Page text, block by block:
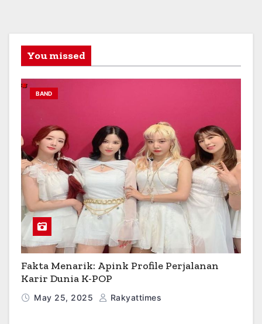
You missed
BAND
Fakta Menarik: Apink Profile Perjalanan
Karir Dunia K-POP
May 25, 2025 Rakyattimes